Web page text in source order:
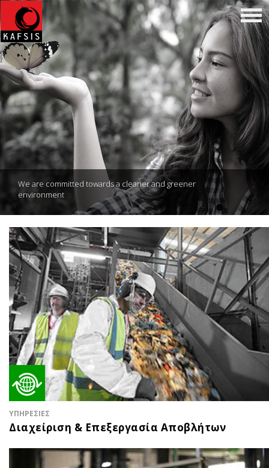
We are committed towards a cleaner and greener
environment
ΥΠΗΡΕΣΙΕΣ
Διαχείριση & Επεξεργασία Αποβλήτων